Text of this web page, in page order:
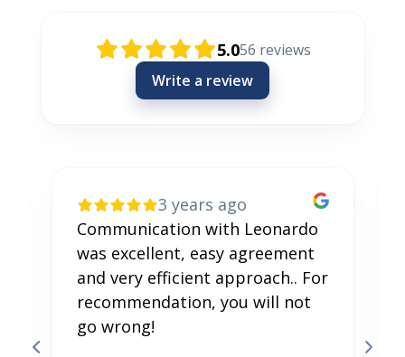
5.056 reviews
Write a review
3 years ago
Communication with Leonardo
was excellent, easy agreement
and very efficient approach.. For
recommendation, you will not
go wrong!